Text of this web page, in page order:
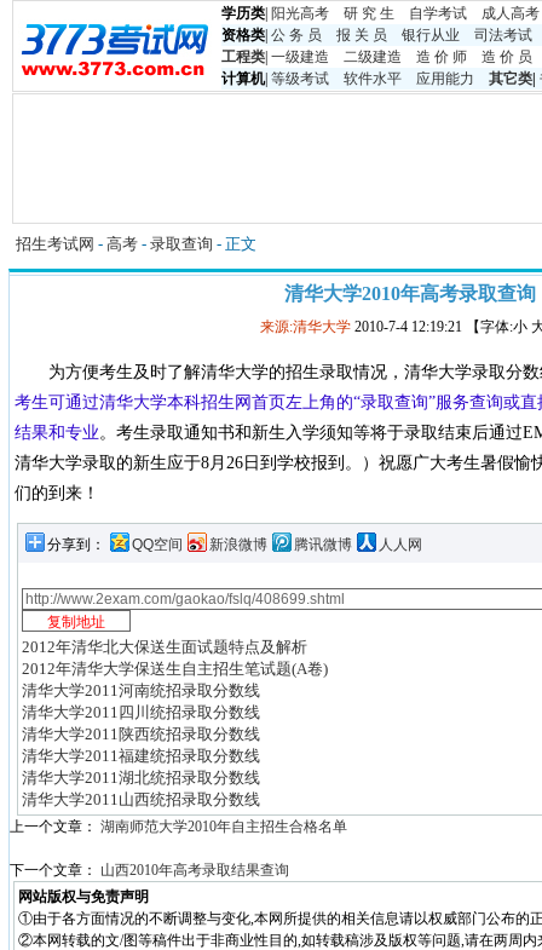
学历类 阳光高考 研 究 生 自学考试
成人高考
资格类 公 务 员 报 关 员 银行从业
司法考试
工程类 一级建造 二级建造 造 价 师
造 价 员
计算机| 等级考试 软件水平 应用能力 其它类
招生考试网 - 高考 - 录取查询 - 正文
清华大学2010年高考录取查询
来源:清华大学 2010-7-4 12:19:21 【字体:小
为方便考生及时了解清华大学的招生录取情况，清华大学录取分
考生可通过清华大学本科招生网首页左上角的“录取查询”服务查询或直
结果和专业。 考生录取通知书和新生入学须知等将于录取结束后通过
清华大学录取的新生应于8月26日到学校报到。）祝愿广大考生暑假愉
们的到来！
分享到： QQ空间 新浪微博 腾讯微博 人人网
2012年清华北大保送生面试题特点及解析
2012年清华大学保送生自主招生笔试题(A卷)
清华大学2011河南统招录取分数线
清华大学2011四川统招录取分数线
清华大学2011陕西统招录取分数线
清华大学2011福建统招录取分数线
清华大学2011湖北统招录取分数线
清华大学2011山西统招录取分数线
上一个文章： 湖南师范大学2010年自主招生合格名单
下一个文章：
山西2010年高考录取结果查询
网站版权与免责声明
①由于各方面情况的不断调整与变化,本网所提供的相关信息请以权威部门公布的
②本网转载的文/图等稿件出于非商业性目的,如转载稿涉及版权等问题,请在两周内